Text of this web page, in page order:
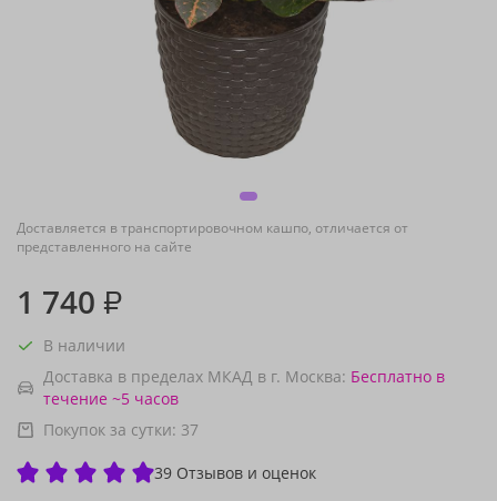
Доставляется в транспортировочном кашпо, отличается от
представленного на сайте
1 740 ₽
В наличии
Доставка в пределах МКАД в г. Москва: Бесплатно в
течение ~5 часов
Покупок за сутки: 37
39 Отзывов и оценок